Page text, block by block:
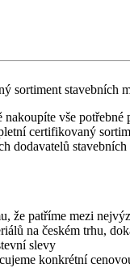
sortiment stavebních
nakoupíte vše potřebné
certifikovaný
dodavatelů stavebních
že patříme mezi
na českém trhu,
slevy
konkrétní